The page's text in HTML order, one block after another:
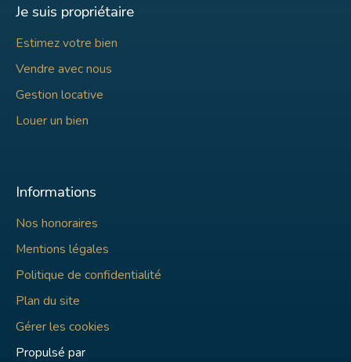
Je suis propriétaire
Estimez votre bien
Vendre avec nous
Gestion locative
Louer un bien
Informations
Nos honoraires
Mentions légales
Politique de confidentialité
Plan du site
Gérer les cookies
Propulsé par